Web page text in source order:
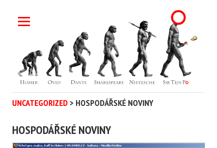
UNCATEGORIZED> HOSPODÁŘSKÉ NOVINY
HOSPODÁŘSKÉ NOVINY